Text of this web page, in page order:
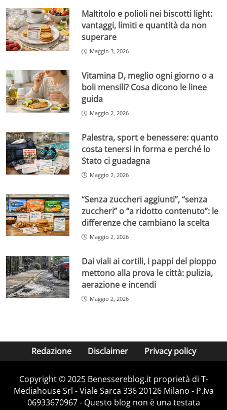
Maltitolo e polioli nei biscotti light:
vantaggi, limiti e quantità da non
superare
Maggio 3, 2026
Vitamina D, meglio ogni giorno o a
boli mensili? Cosa dicono le linee
guida
Maggio 2, 2026
Palestra, sport e benessere: quanto
costa tenersi in forma e perché lo
Stato ci guadagna
Maggio 2, 2026
“Senza zuccheri aggiunti”, “senza
zuccheri” o “a ridotto contenuto”: le
differenze che cambiano la scelta
Maggio 2, 2026
Dai viali ai cortili, i pappi del pioppo
mettono alla prova le città: pulizia,
aerazione e incendi
Maggio 2, 2026
Redazione Disclaimer Privacy policy
Copyright © 2025 Benessereblog.it proprietà di T-
Mediahouse Srl - Viale Sarca 336 20126 Milano - P.Iva
06933670967 - Questo blog non è una testata